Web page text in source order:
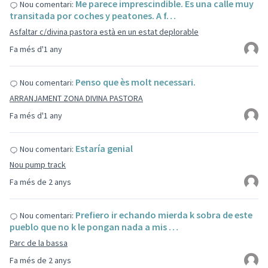
Fa més d'1 any
Nou comentari: Me parece imprescindible. Es una calle muy
transitada por coches y peatones. A f…
Asfaltar c/divina pastora està en un estat deplorable
Fa més d'1 any
Nou comentari: Penso que ès molt necessari.
ARRANJAMENT ZONA DIVINA PASTORA
Fa més de 2 anys
Nou comentari: Estaría genial
Nou pump track
Fa més de 2 anys
Nou comentari: Prefiero ir echando mierda k sobra de este
pueblo que no k le pongan nada a mis …
Parc de la bassa